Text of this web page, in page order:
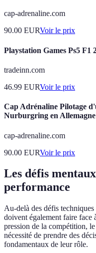
cap-adrenaline.com
90.00 EURVoir le prix
Playstation Games Ps5 F1
tradeinn.com
46.99 EURVoir le prix
Cap Adrénaline Pilotage
Nurburgring en Allemagne
cap-adrenaline.com
90.00 EURVoir le prix
Les défis
performance
Au-delà des défis
doivent également faire face
pression de la compétition,
nécessité de prendre des
fondamentaux de leur rôle.